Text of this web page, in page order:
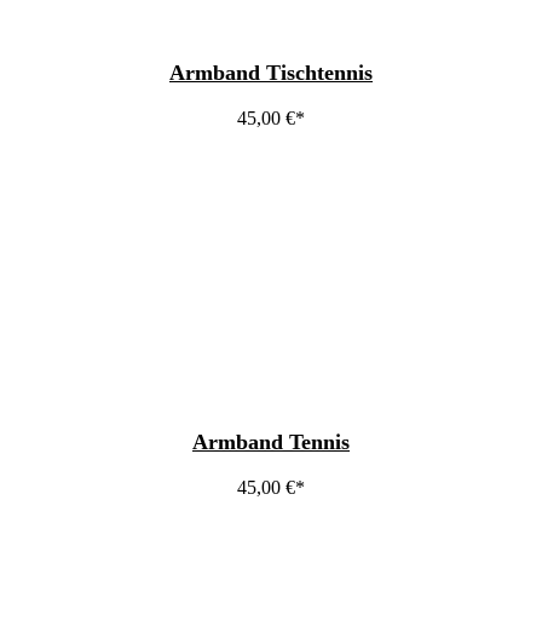
Armband Tischtennis
45,00 €
Armband Tennis
45,00 €